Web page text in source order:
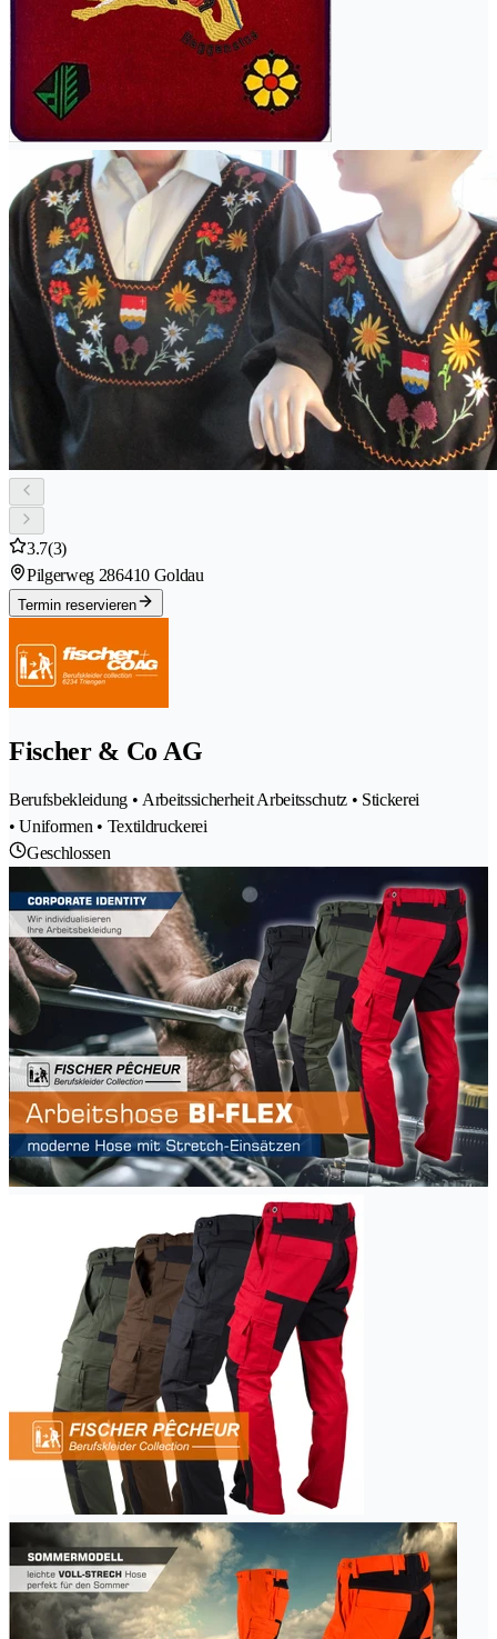
3.7(3)
Pilgerweg 286410 Goldau
Termin reservieren
Fischer & Co AG
Berufsbekleidung • Arbeitssicherheit Arbeitsschutz • Stickerei
• Uniformen • Textildruckerei
Geschlossen